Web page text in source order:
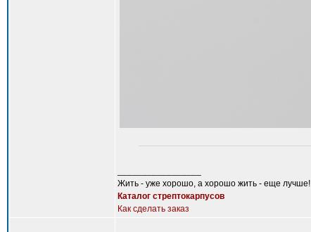
Жить - уже хорошо, а хорошо жить - еще лучше!
Каталог стрептокарпусов
Как сделать заказ